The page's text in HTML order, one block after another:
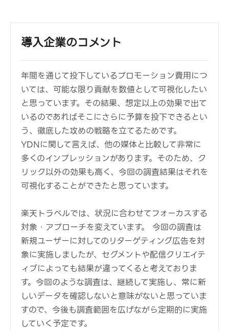
導入企業のコメント
年間を通じて投下しているプロモーション費用につ
いては、可能な限り貢献を数値として可視化したい
と思っています。その結果、想定以上の効果で出て
いるのであればそこにさらに予算を投下できるとい
う、徹底した攻めの戦略を立てるためです。
YDNに関して言えば、他の媒体と比較して非常に
多くのインプレッションがあります。そのため、ク
リック以外の効果も高く、今回の調査結果はそれを
可視化することができたと思っています。
楽天トラベルでは、状況に合わせてフォーカスする
対象・アプローチを変えています。 今回の調査は
新規ユーザーに対してのリターゲティング広告を対
象に実施しましたが、セグメントや配信クリエイテ
ィブによっても結果が違ってくると考えておりま
す。今回のような調査は、継続して実施し、常に新
しいデータを確認しないと意味がないと思っていま
すので、今後も調査範囲を広げながら定期的に実施
していく予定です。